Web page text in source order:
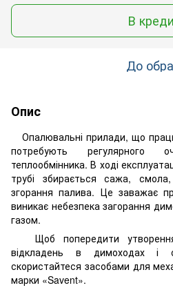
В
До
Опис
Опалювальні прилади, що
потребують регулярного
теплообмінника. В ході
трубі збирається сажа,
згорання палива. Це заважає
виникає небезпека загорання
газом.
Щоб попередити
відкладень в димоходах і
скористайтеся засобами для
марки «Savent».